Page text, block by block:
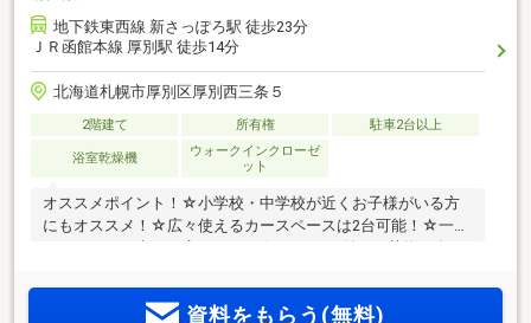
地下鉄東西線 新さっぽろ駅 徒歩23分
ＪＲ函館本線 厚別駅 徒歩14分
北海道札幌市厚別区厚別西三条５
2階建て 所有権 駐車2台以上
浴室乾燥機
ウォークインクローゼ
ット
オススメポイント！☆小学校・中学校が近くお子様がいる方
にもオススメ！☆広々使えるカースペースは2台可能！☆一坪
バスで一日の疲れを癒せます！☆WIC＋SIC付きで荷物が多い
為、生活に便利です！
資料をもらう(無料)